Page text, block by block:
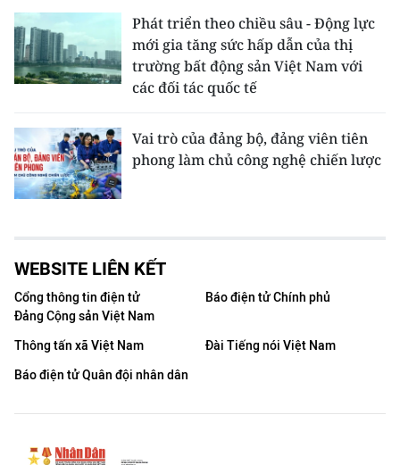
Phát triển theo chiều sâu - Động lực
mới gia tăng sức hấp dẫn của thị
trường bất động sản Việt Nam với
các đối tác quốc tế
Vai trò của đảng bộ, đảng viên tiên
phong làm chủ công nghệ chiến lược
WEBSITE LIÊN KẾT
Cổng thông tin điện tử
Đảng Cộng sản Việt Nam
Báo điện tử Chính phủ
Thông tấn xã Việt Nam
Đài Tiếng nói Việt Nam
Báo điện tử Quân đội nhân dân